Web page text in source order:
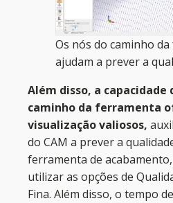
Os nós do caminho
ajudam a prever a
Além disso, a capacidade
caminho da ferramenta
visualização valiosos,
do CAM a prever a
ferramenta de
utilizar as opções de
Fina. Além disso, o tempo